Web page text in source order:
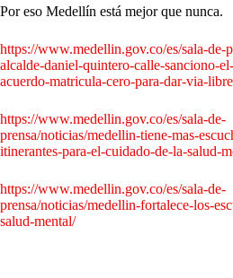
Por eso Medellín está mejor que nunca.
https://www.medellin.gov.co/es/sala-de-
alcalde-daniel-quintero-calle-sanciono-
acuerdo-matricula-cero-para-dar-via-
https://www.medellin.gov.co/es/sala-de-
prensa/noticias/medellin-tiene-mas-
itinerantes-para-el-cuidado-de-la-salud-
https://www.medellin.gov.co/es/sala-de-
prensa/noticias/medellin-fortalece-los-
salud-mental/